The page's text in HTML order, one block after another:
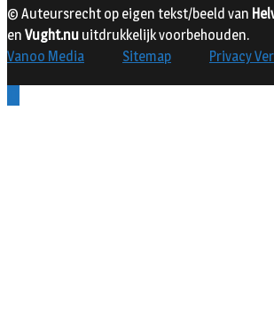
© Auteursrecht op eigen tekst/beeld van
en Vught.nu uitdrukkelijk voorbehouden.
Vanoo Media
Sitemap Privacy